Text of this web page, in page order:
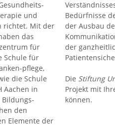
und
richtet. Mit der
das
für
Schule für
pflege,
die Schule
Aachen in
den
Elemente der
Bedürfnisse
der Ausbau
der
Die Stiftung
Projekt mit
können.